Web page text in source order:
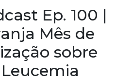
Ep. 100 |
Mês de
sobre